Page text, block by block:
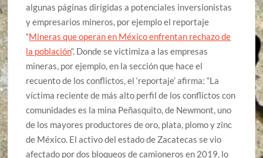
algunas páginas dirigidas a potenciales inversionistas
y empresarios mineros, por ejemplo el reportaje
“Mineras que operan en México enfrentan rechazo de
la población“. Donde se victimiza a las empresas
mineras, por ejemplo, en la sección que hace el
recuento de los conflictos, el ‘reportaje’ afirma: “La
víctima reciente de más alto perfil de los conflictos con
comunidades es la mina Peñasquito, de Newmont, uno
de los mayores productores de oro, plata, plomo y zinc
de México. El activo del estado de Zacatecas se vio
afectado por dos bloqueos de camioneros en 2019, lo